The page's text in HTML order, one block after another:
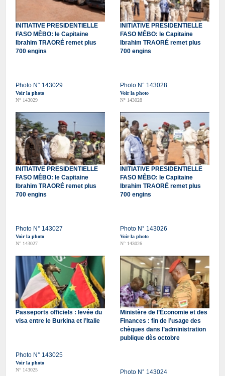
INITIATIVE PRESIDENTIELLE
FASO MÊBO: le Capitaine
Ibrahim TRAORÉ remet plus
700 engins
Photo N° 143029
Voir la photo
N° 143029
INITIATIVE PRESIDENTIELLE
FASO MÊBO: le Capitaine
Ibrahim TRAORÉ remet plus
700 engins
Photo N° 143028
Voir la photo
N° 143028
INITIATIVE PRESIDENTIELLE
FASO MÊBO: le Capitaine
Ibrahim TRAORÉ remet plus
700 engins
Photo N° 143027
Voir la photo
N° 143027
INITIATIVE PRESIDENTIELLE
FASO MÊBO: le Capitaine
Ibrahim TRAORÉ remet plus
700 engins
Photo N° 143026
Voir la photo
N° 143026
Passeports officiels : levée du
visa entre le Burkina et l’Italie
Photo N° 143025
Voir la photo
N° 143025
Ministère de l’Économie et des
Finances : fin de l’usage des
chèques dans l’administration
publique dès octobre
Photo N° 143024